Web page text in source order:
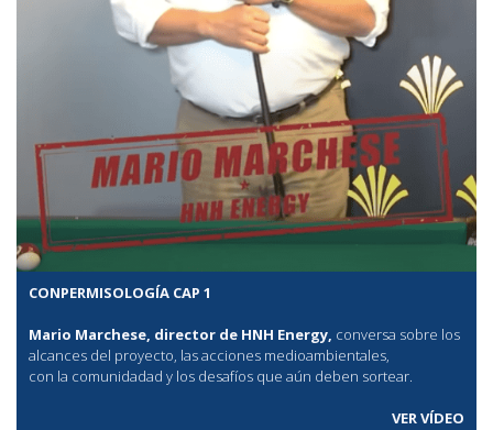
CONPERMISOLOGÍA CAP 1
Mario Marchese, director de HNH Energy, conversa sobre los
alcances del proyecto, las acciones medioambientales,
con la comunidadad y los desafíos que aún deben sortear.
VER VÍDEO